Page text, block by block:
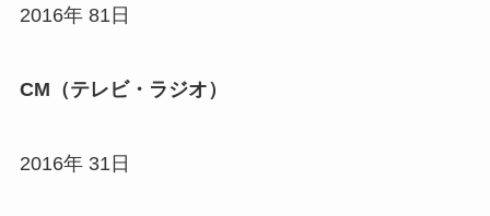
2016年 81日
CM（テレビ・ラジオ）
2016年 31日